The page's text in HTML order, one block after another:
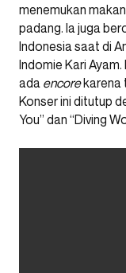
menemukan
padang. Ia juga
Indonesia saat di
Indomie Kari
ada encorekarena
Konser ini ditutup
You” dan “Diving